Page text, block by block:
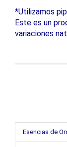
*Utilizamos
Este es un
variaciones
Esencias de